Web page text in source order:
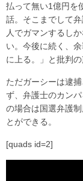
払って無い1億円を
話。そこまでして
人でガマンするし
い。今後に続く、
に上る。」と批判
ただガーシーは逮
ず、弁護士のカン
の場合は国選弁護
とができる。
[quads id=2]